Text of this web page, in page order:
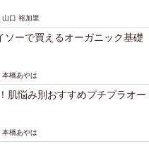
山口 裕加里
ーで買えるオーガニック基礎
本橋あやは
肌悩み別おすすめプチプラオー
本橋あやは